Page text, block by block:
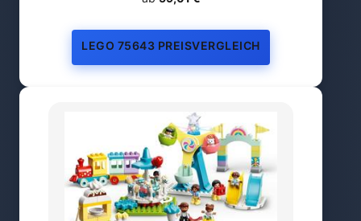
LEGO 75643 PREISVERGLEICH